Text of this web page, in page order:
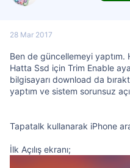
28 Mar 2017
Ben de güncellemeyi yaptım.
Hatta Ssd için Trim Enable
bilgisayarı download da
yaptım ve sistem sorunsuz
Tapatalk kullanarak iPhone
İlk Açılış ekranı;